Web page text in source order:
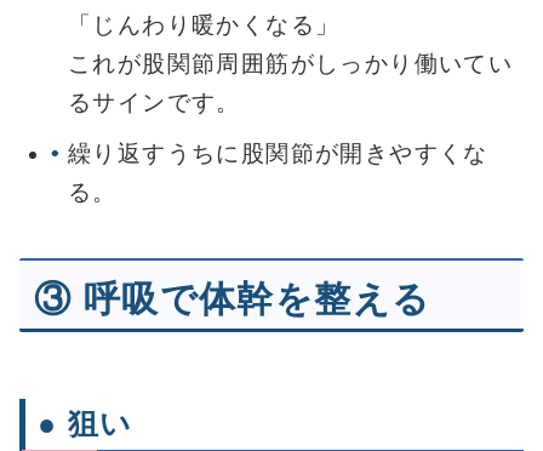
「じんわり暖かくなる」
これが股関節周囲筋がしっかり働いてい
るサインです。
繰り返すうちに股関節が開きやすくな
る。
③ 呼吸で体幹を整える
● 狙い